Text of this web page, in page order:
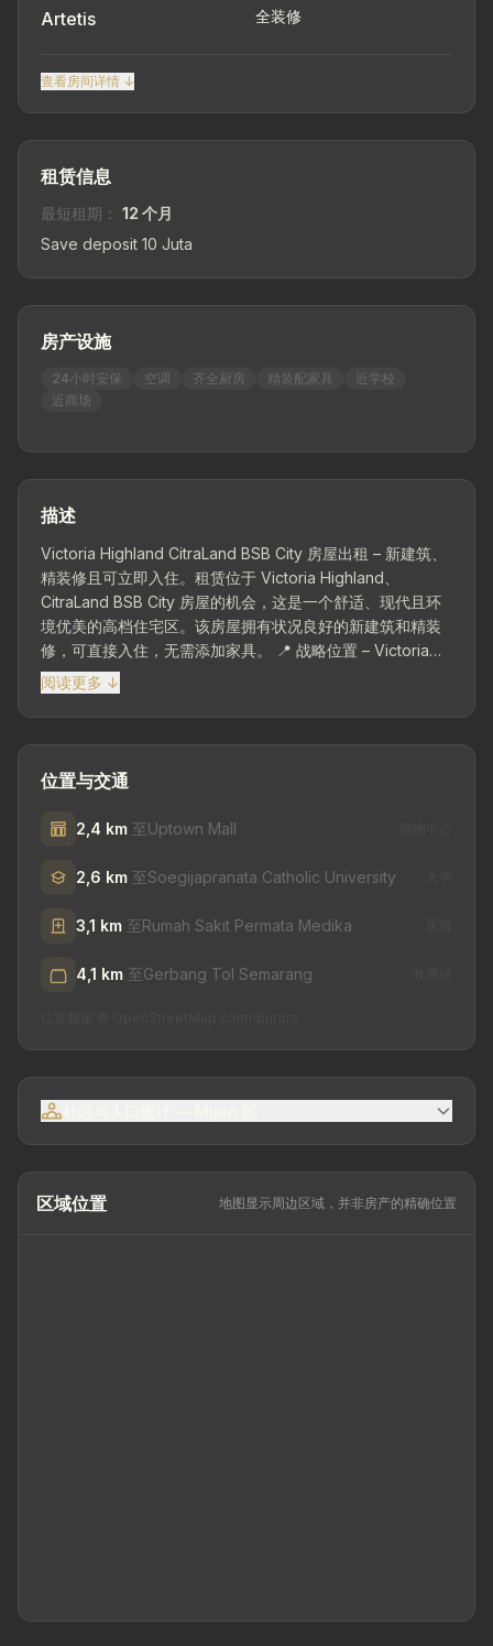
Artetis
全装修
查看房间详情 ↓
租赁信息
最短租期： 12 个月
Save deposit 10 Juta
房产设施
24小时安保 空调 齐全厨房 精装配家具
近学校
近商场
描述
Victoria Highland CitraLand BSB City 房屋出租 – 新建筑、
精装修且可立即入住。租赁位于 Victoria Highland、
CitraLand BSB City 房屋的机会，这是一个舒适、现代且环
境优美的高档住宅区。该房屋拥有状况良好的新建筑和精装
修，可直接入住，无需添加家具。 📍 战略位置 – Victoria
Highland, CitraLand BSB City 三宝垄 位于高档 CitraLand
BSB City 区域，轻松前往商业中心、学校、医院、美食区和
各种公共设施。 📐 土地尺寸 15 x 11 m 📐 土地面积 165 m² |
建筑面积 48 m² 🧭 朝北 🏠 1 层楼建筑 🏠 建筑状况新 🛏 2
间卧室 🚿 1 间浴室 🏡 房间设施 客厅 家庭房 餐厅 湿厨房
阅读更多 ↓
位置与交通
2,4 km 至Uptown Mall
2,6 km 至Soegijapranata Catholic University
3,1 km 至Rumah Sakit Permata Medika
4,1 km 至Gerbang Tol Semarang
区域位置 地图显示周边区域，并非房产的精确位置